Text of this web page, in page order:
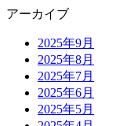
アーカイブ
2025年9月
2025年8月
2025年7月
2025年6月
2025年5月